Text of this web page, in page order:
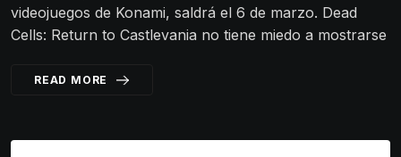
videojuegos de Konami, saldrá el 6 de marzo. Dead
Cells: Return to Castlevania no tiene miedo a mostrarse
READ MORE